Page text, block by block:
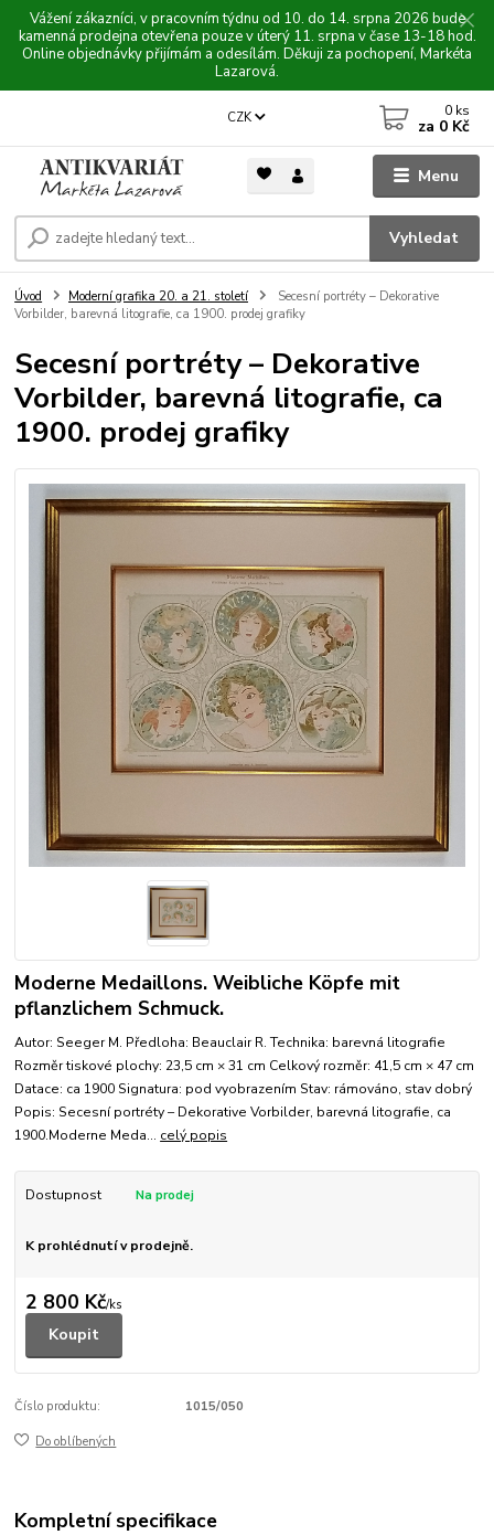
Vážení zákazníci, v pracovním týdnu od 10. do 14. srpna 2026 bude
kamenná prodejna otevřena pouze v úterý 11. srpna v čase 13-18 hod.
Online objednávky přijímám a odesílám. Děkuji za pochopení, Markéta
Lazarová.
Menu
CZK
Vyhledat
0 ks
za 0 Kč
Úvod Moderní grafika 20. a 21. století
Secesní portréty – Dekorative
Vorbilder, barevná litografie, ca 1900. prodej grafiky
Secesní portréty – Dekorative
Vorbilder, barevná litografie, ca
1900. prodej grafiky
Moderne Medaillons. Weibliche Köpfe mit
pflanzlichem Schmuck.
Autor: Seeger M. Předloha: Beauclair R. Technika: barevná litografie
Rozměr tiskové plochy: 23,5 cm × 31 cm Celkový rozměr: 41,5 cm × 47 cm
Datace: ca 1900 Signatura: pod vyobrazením Stav: rámováno, stav dobrý
Popis: Secesní portréty – Dekorative Vorbilder, barevná litografie, ca
1900.Moderne Meda... celý popis
Dostupnost
K prohlédnutí v prodejně.
2 800 Kč/ks
Koupit
Číslo produktu: 1015/050
Do oblíbených
Kompletní specifikace